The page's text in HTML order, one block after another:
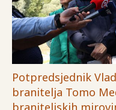
Potpredsjednik
branitelja Tomo
braniteljskih